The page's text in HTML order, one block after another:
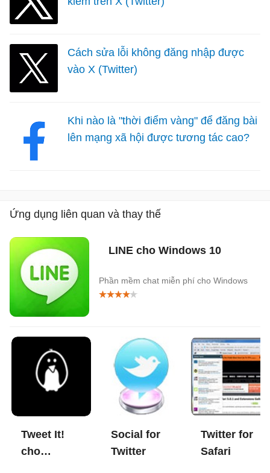
Cách sửa lỗi không đăng nhập được
vào X (Twitter)
Khi nào là "thời điểm vàng" để đăng bài
lên mạng xã hội được tương tác cao?
Ứng dụng liên quan và thay thế
LINE cho Windows 10
Phần mềm chat miễn phí cho Windows
Tweet It!
cho
Social for
Twitter
Twitter for
Safari